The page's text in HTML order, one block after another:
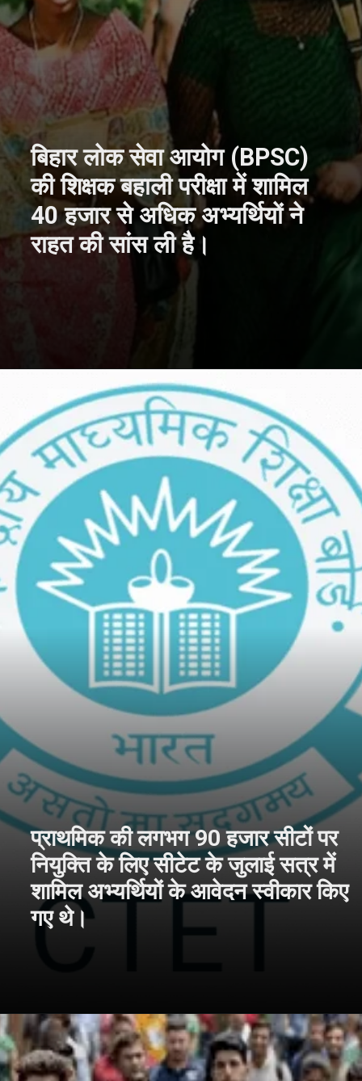
बिहार लोक सेवा आयोग (BPSC)
की शिक्षक बहाली परीक्षा में शामिल
40 हजार से अधिक अभ्यर्थियों ने
राहत की सांस ली है।
प्राथमिक की लगभग 90 हजार सीटों पर
नियुक्ति के लिए सीटेट के जुलाई सत्र में
शामिल अभ्यर्थियों के आवेदन स्वीकार किए
गए थे।